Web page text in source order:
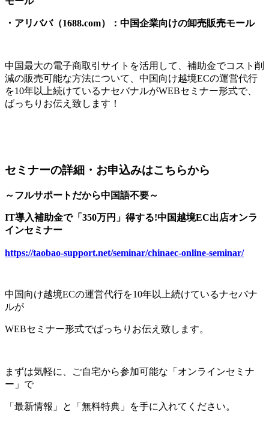
・アリババ（1688.com）：中国企業向けの卸売販売モール
中国最大の電子商取引サイトを活用して、補助金でコスト削
減の販売可能な方法について、中国向け越境ECの運営代行
を10年以上続けているナセバナルがWEBセミナー形式で、
ばっちりお伝え致します！
セミナーの詳細・お申込みはこちらから
～フルサポートだから中国語不要～
IT導入補助金で「350万円」得する!中国越境EC出店オンラ
インセミナー
https://taobao-support.net/seminar/chinaec-online-seminar/
中国向け越境ECの運営代行を10年以上続けているナセバナ
ルが
WEBセミナー形式でばっちりお伝え致します。
まずは気軽に、ご自宅から参加可能な「オンラインセミナ
ー」で
「最新情報」と「無料特典」を手に入れてください。